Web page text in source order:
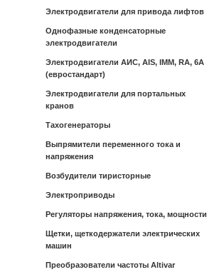
Электродвигатели для привода лифтов
Однофазные конденсаторные
электродвигатели
Электродвигатели АИС, AIS, IMM, RA, 6A
(евростандарт)
Электродвигатели для портальных
кранов
Тахогенераторы
Выпрямители переменного тока и
напряжения
Возбудители тиристорные
Электроприводы
Регуляторы напряжения, тока, мощности
Щетки, щеткодержатели электрических
машин
Преобразователи частоты Altivar